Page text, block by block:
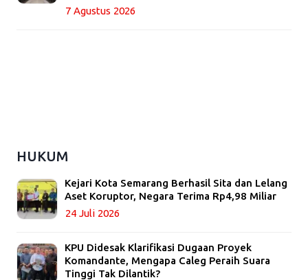
7 Agustus 2026
HUKUM
Kejari Kota Semarang Berhasil Sita dan Lelang
Aset Koruptor, Negara Terima Rp4,98 Miliar
24 Juli 2026
KPU Didesak Klarifikasi Dugaan Proyek
Komandante, Mengapa Caleg Peraih Suara
Tinggi Tak Dilantik?